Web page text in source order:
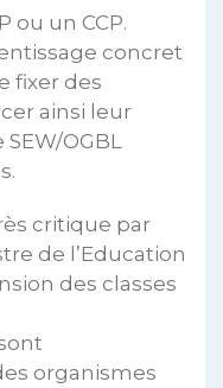
ou un CCP.
concret
fixer des
ainsi leur
OGBL
critique par
de l’Education
des classes
organismes